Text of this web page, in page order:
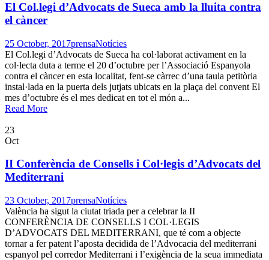
El Col.legi d’Advocats de Sueca amb la lluita contra
el càncer
25 October, 2017prensaNotícies
El Col.legi d’Advocats de Sueca ha col·laborat activament en la
col·lecta duta a terme el 20 d’octubre per l’Associació Espanyola
contra el càncer en esta localitat, fent-se càrrec d’una taula petitòria
instal·lada en la puerta dels jutjats ubicats en la plaça del convent El
mes d’octubre és el mes dedicat en tot el món a...
Read More
23
Oct
II Conferència de Consells i Col·legis d’Advocats del
Mediterrani
23 October, 2017prensaNotícies
València ha sigut la ciutat triada per a celebrar la II
CONFERÈNCIA DE CONSELLS I COL·LEGIS
D’ADVOCATS DEL MEDITERRANI, que té com a objecte
tornar a fer patent l’aposta decidida de l’Advocacia del mediterrani
espanyol pel corredor Mediterrani i l’exigència de la seua immediata